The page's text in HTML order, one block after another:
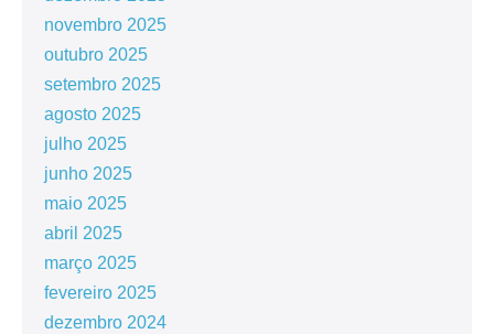
novembro 2025
outubro 2025
setembro 2025
agosto 2025
julho 2025
junho 2025
maio 2025
abril 2025
março 2025
fevereiro 2025
dezembro 2024